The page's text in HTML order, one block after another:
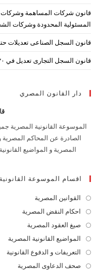
قانون شركات المساهمة وشركات
المسئولية المحدودة وشركات
قانون السجل الصناعى تعديلات حتى
قانون السجل التجارى تعديل في ٣٠ سبتمبر عام ٢٠٢٠
دار القانون المصري
الموسوعة القانونية المصرية
الصادرة عن المحاكم
المصرية و المواضيع
اقسام الموسوعة
القوانين المصرية
in
a
new
tab
احكام النقض المصرية
a
new
صيغ العقود المصرية
in
a
new
المواضيع القانونية المصرية
inالتعريفات و الدفوع القانونية
صحف الدعاوى المصرية